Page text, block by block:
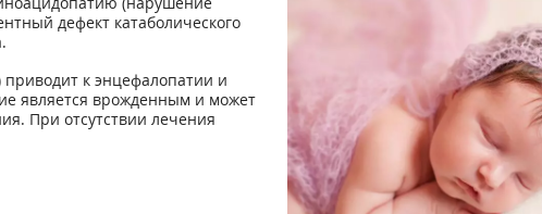
дефект катаболического
приводит к энцефалопатии и
является врожденным и может
При отсутствии лечения